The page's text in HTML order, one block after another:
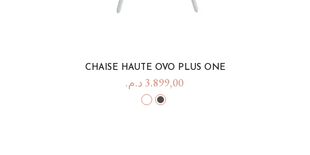
CHAISE HAUTE OVO PLUS ONE
3.899,00 د.م.